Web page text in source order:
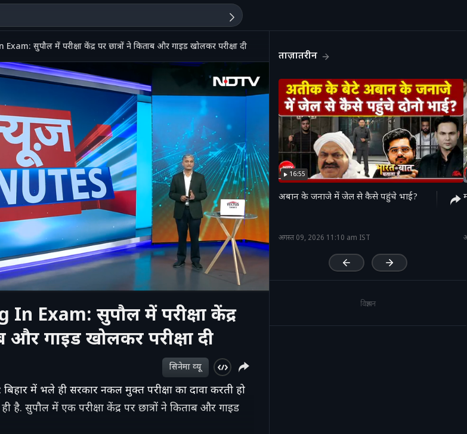
सुपौल में परीक्षा केंद्र पर छात्रों ने किताब और गाइड खोलकर परीक्षा दी
Exam: सुपौल में परीक्षा केंद्र
और गाइड खोलकर परीक्षा दी
सिनेमा व्‍यू
में भले ही सरकार नकल मुक्त परीक्षा का दावा करती हो
सुपौल में एक परीक्षा केंद्र पर छात्रों ने किताब और गाइड
ताज़ातरीन
16:55
अबान के जनाजे में जेल से कैसे पहुंचे भाई?
अगस्त 09, 2026 11:10 am IST
विज्ञापन